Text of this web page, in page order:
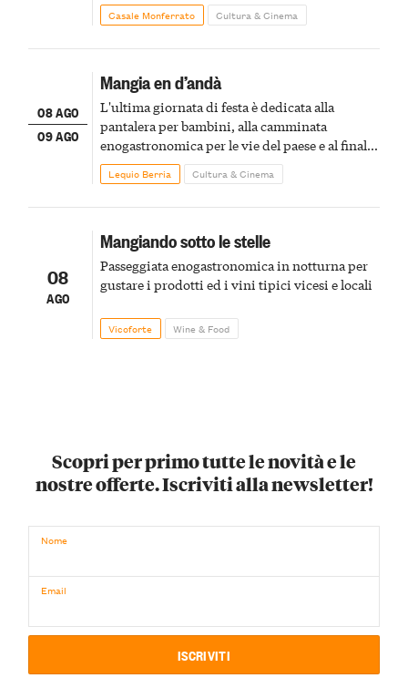
Casale Monferrato Cultura & Cinema
08 AGO
09 AGO
Mangia en d’andà
L'ultima giornata di festa è dedicata alla
pantalera per bambini, alla camminata
enogastronomica per le vie del paese e al finale
pirotecnico
Lequio Berria Cultura & Cinema
08
AGO
Mangiando sotto le stelle
Passeggiata enogastronomica in notturna per
gustare i prodotti ed i vini tipici vicesi e locali
Vicoforte Wine & Food
Scopri per primo tutte le novità e le
nostre offerte. Iscriviti alla newsletter!
Nome
Email